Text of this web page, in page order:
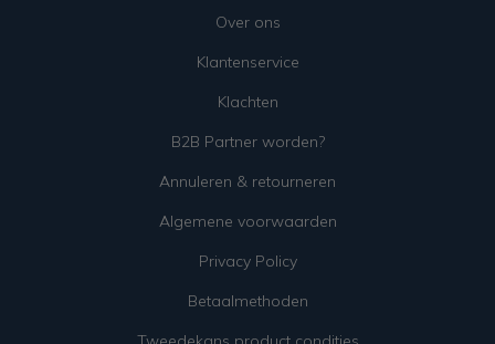
Over ons
Klantenservice
Klachten
B2B Partner worden?
Annuleren & retourneren
Algemene voorwaarden
Privacy Policy
Betaalmethoden